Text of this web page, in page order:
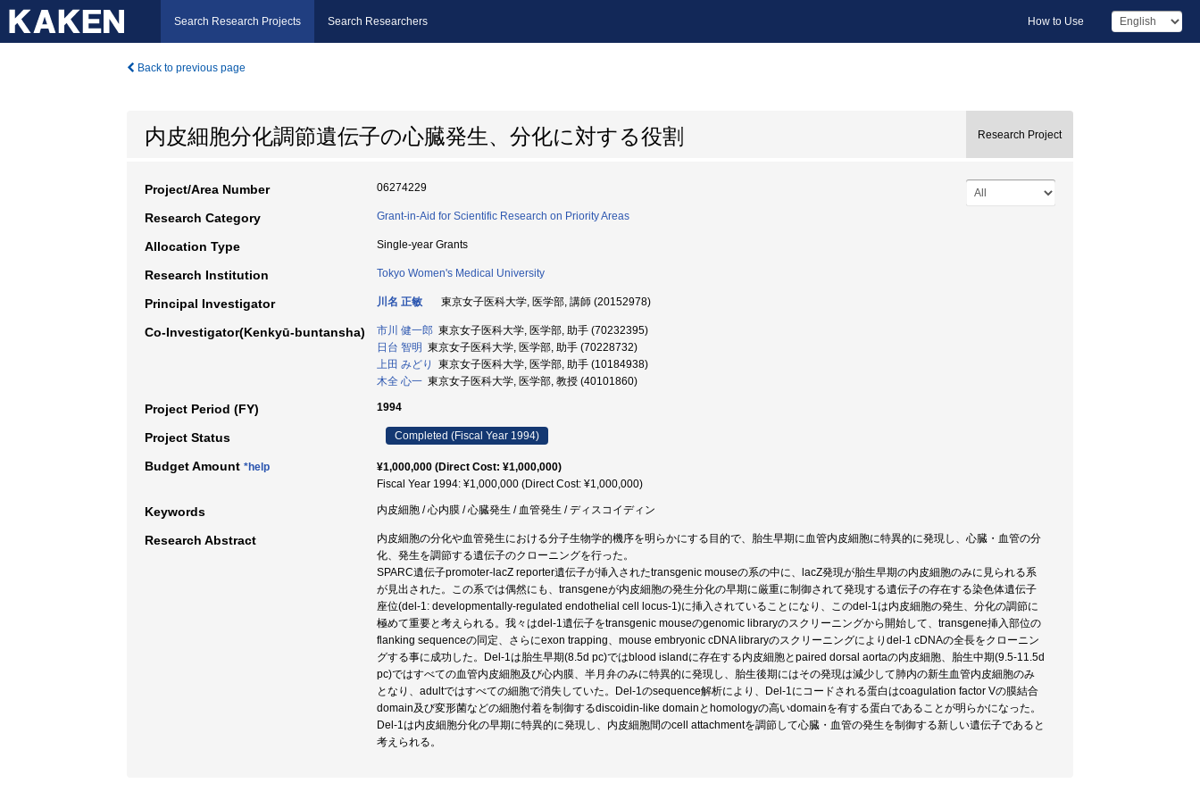
Search Research Projects Search Researchers How to Use
Back to previous page
内皮細胞分化調節遺伝子の心臓発生、分化に対する役割 Research Project
Project/Area Number 06274229
Research Category Grant-in-Aid for Scientific Research on Priority Areas
Allocation Type Single-year Grants
Research Institution Tokyo Women's Medical University
Principal Investigator 川名 正敏 東京女子医科大学, 医学部, 講師 (20152978)
Co-Investigator(Kenkyū-buntansha) 市川 健一郎 東京女子医科大学, 医学部, 助手 (70232395)
日台 智明 東京女子医科大学, 医学部, 助手 (70228732)
上田 みどり
東京女子医科大学, 医学部, 助手 (10184938)
木全 心一 東京女子医科大学, 医学部, 教授 (40101860)
Project Period (FY) 1994
Project Status Completed (Fiscal Year 1994)
Budget Amount *help
¥1,000,000 (Direct Cost: ¥1,000,000)
Fiscal Year 1994: ¥1,000,000 (Direct Cost: ¥1,000,000)
Keywords 内皮細胞 / 心内膜 / 心臓発生 / 血管発生 / ディスコイディン
Research Abstract
内皮細胞の分化や血管発生における分子生物学的機序を明らかにする目的で、胎生早期に血管内皮細胞に特異的に発現し、心臓・血管の分
化、発生を調節する遺伝子のクローニングを行った。
SPARC遺伝子promoter-lacZ reporter遺伝子が挿入されたtransgenic mouseの系の中に、lacZ発現が胎生早期の内皮細胞のみに見られる系
が見出された。この系では偶然にも、transgeneが内皮細胞の発生分化の早期に厳重に制御されて発現する遺伝子の存在する染色体遺伝子
座位(del-1: developmentally-regulated endothelial cell locus-1)に挿入されていることになり、このdel-1は内皮細胞の発生、分化の調節に
極めて重要と考えられる。我々はdel-1遺伝子をtransgenic mouseのgenomic libraryのスクリーニングから開始して、transgene挿入部位の
flanking sequenceの同定、さらにexon trapping、mouse embryonic cDNA libraryのスクリーニングによりdel-1 cDNAの全長をクローニン
グする事に成功した。Del-1は胎生早期(8.5d pc)ではblood islandに存在する内皮細胞とpaired dorsal aortaの内皮細胞、胎生中期(9.5-11.5d
pc)ではすべての血管内皮細胞及び心内膜、半月弁のみに特異的に発現し、胎生後期にはその発現は減少して肺内の新生血管内皮細胞のみ
となり、adultではすべての細胞で消失していた。Del-1のsequence解析により、Del-1にコードされる蛋白はcoagulation factor Vの膜結合
domain及び変形菌などの細胞付着を制御するdiscoidin-like domainとhomologyの高いdomainを有する蛋白であることが明らかになった。
Del-1は内皮細胞分化の早期に特異的に発現し、内皮細胞間のcell attachmentを調節して心臓・血管の発生を制御する新しい遺伝子であると
考えられる。